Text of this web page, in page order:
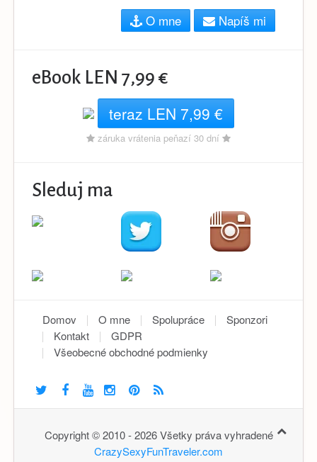
O mne Napíš mi
eBook LEN 7,99 €
teraz LEN 7,99 €
záruka vrátenia peňazí 30 dní
Sleduj ma
Domov O mne Spolupráce
Sponzori
Kontakt
GDPR
Všeobecné obchodné podmienky
Copyright © 2010 - 2026 Všetky práva vyhradené
CrazySexyFunTraveler.com